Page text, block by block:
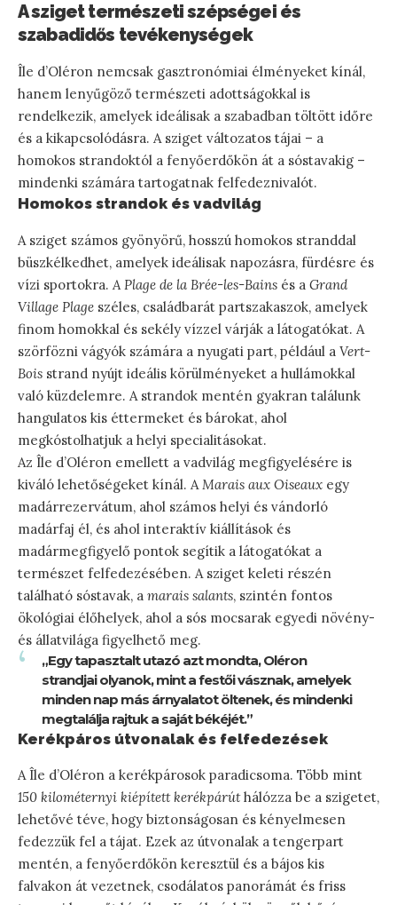
A sziget természeti szépségei és
szabadidős tevékenységek
Île d’Oléron nemcsak gasztronómiai élményeket kínál,
hanem lenyűgöző természeti adottságokkal is
rendelkezik, amelyek ideálisak a szabadban töltött időre
és a kikapcsolódásra. A sziget változatos tájai – a
homokos strandoktól a fenyőerdőkön át a sóstavakig –
mindenki számára tartogatnak felfedeznivalót.
Homokos strandok és vadvilág
A sziget számos gyönyörű, hosszú homokos stranddal
büszkélkedhet, amelyek ideálisak napozásra, fürdésre és
vízi sportokra. A Plage de la Brée-les-Bains és a Grand
Village Plage széles, családbarát partszakaszok, amelyek
finom homokkal és sekély vízzel várják a látogatókat. A
szörfözni vágyók számára a nyugati part, például a Vert-
Bois strand nyújt ideális körülményeket a hullámokkal
való küzdelemre. A strandok mentén gyakran találunk
hangulatos kis éttermeket és bárokat, ahol
megkóstolhatjuk a helyi specialitásokat.
Az Île d’Oléron emellett a vadvilág megfigyelésére is
kiváló lehetőségeket kínál. A Marais aux Oiseaux egy
madárrezervátum, ahol számos helyi és vándorló
madárfaj él, és ahol interaktív kiállítások és
madármegfigyelő pontok segítik a látogatókat a
természet felfedezésében. A sziget keleti részén
található sóstavak, a marais salants, szintén fontos
ökológiai élőhelyek, ahol a sós mocsarak egyedi növény-
és állatvilága figyelhető meg.
„Egy tapasztalt utazó azt mondta, Oléron
strandjai olyanok, mint a festői vásznak, amelyek
minden nap más árnyalatot öltenek, és mindenki
megtalálja rajtuk a saját békéjét.”
Kerékpáros útvonalak és felfedezések
A Île d’Oléron a kerékpárosok paradicsoma. Több mint
150 kilométernyi kiépített kerékpárúthálózza be a szigetet,
lehetővé téve, hogy biztonságosan és kényelmesen
fedezzük fel a tájat. Ezek az útvonalak a tengerpart
mentén, a fenyőerdőkön keresztül és a bájos kis
falvakon át vezetnek, csodálatos panorámát és friss